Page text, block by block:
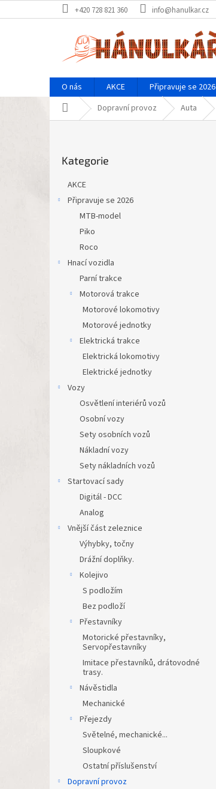
na
+420 728 821 360 info@hanulkar.cz
O nás AKCE Připravuje se 2026
Domů Dopravní provoz Auta
kategorie
Kategorie
AKCE
Připravuje se 2026
MTB-model
Piko
Roco
Hnací vozidla
Parní trakce
Motorová trakce
Motorové lokomotivy
Motorové jednotky
Elektrická trakce
Elektrická lokomotivy
Elektrické jednotky
Vozy
Osvětlení interiérů vozů
Osobní vozy
Sety osobních vozů
Nákladní vozy
Sety nákladních vozů
Startovací sady
Digitál - DCC
Analog
Vnější část zeleznice
Výhybky, točny
Drážní doplňky.
Kolejivo
S podložím
Bez podloží
Přestavníky
Motorické přestavníky,
Servopřestavníky
Imitace přestavníků, drátovodné
trasy.
Návěstidla
Mechanické
Přejezdy
Světelné, mechanické...
Sloupkové
Ostatní příslušenství
Dopravní provoz